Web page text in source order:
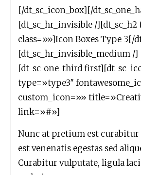
[/dt_sc_icon_box][/
[dt_sc_hr_invisible /][dt_sc_h2
class=»»]Icon Boxes Type 3[/
[dt_sc_hr_invisible_medium /]
[dt_sc_one_third
type=»type3″
custom_icon=»»
link=»#»]
Nunc at pretium est curabitur
est venenatis egestas sed
Curabitur vulputate, ligula